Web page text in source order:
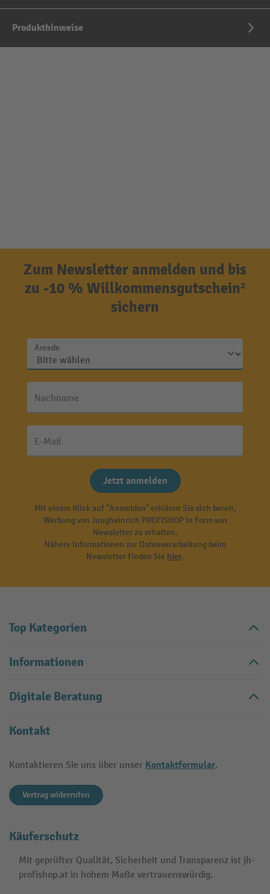
Produkthinweise
Zum Newsletter anmelden und bis
zu -10 % Willkommensgutschein²
sichern
Anrede
Nachname
E-Mail
Jetzt anmelden
Mit einem Klick auf "Anmelden" erklären Sie sich bereit,
Werbung von Jungheinrich PROFISHOP in Form von
Newsletter zu erhalten.
Nähere Informationen zur Datenverarbeitung beim
Newsletter finden Sie hier.
Top Kategorien
Informationen
Digitale Beratung
Kontakt
Kontaktieren Sie uns über unser Kontaktformular.
Vertrag widerrufen
Käuferschutz
Mit geprüfter Qualität, Sicherheit und Transparenz ist jh-
profishop.at in hohem Maße vertrauenswürdig.